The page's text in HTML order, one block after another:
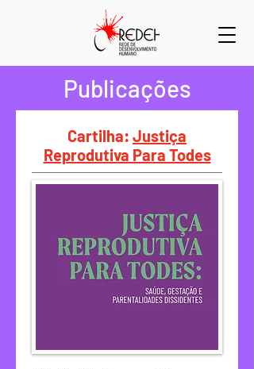
Publicações
Cartilha: Justiça
Reprodutiva Para Todes